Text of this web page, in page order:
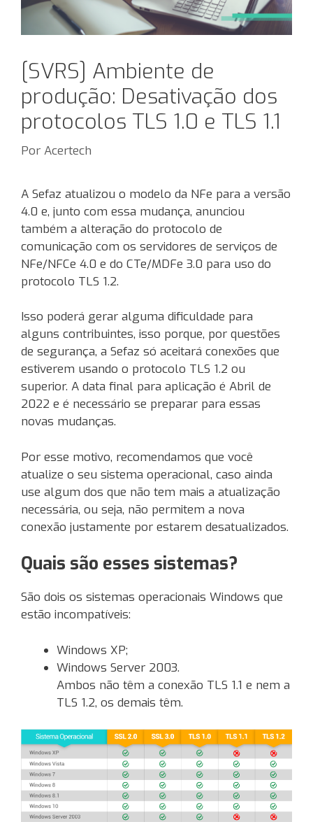
[SVRS] Ambiente de
produção: Desativação dos
protocolos TLS 1.0 e TLS 1.1
Por Acertech
A Sefaz atualizou o modelo da NFe para a versão
4.0 e, junto com essa mudança, anunciou
também a alteração do protocolo de
comunicação com os servidores de serviços de
NFe/NFCe 4.0 e do CTe/MDFe 3.0 para uso do
protocolo TLS 1.2.
Isso poderá gerar alguma dificuldade para
alguns contribuintes, isso porque, por questões
de segurança, a Sefaz só aceitará conexões que
estiverem usando o protocolo TLS 1.2 ou
superior. A data final para aplicação é Abril de
2022 e é necessário se preparar para essas
novas mudanças.
Por esse motivo, recomendamos que você
atualize o seu sistema operacional, caso ainda
use algum dos que não tem mais a atualização
necessária, ou seja, não permitem a nova
conexão justamente por estarem desatualizados.
Quais são esses sistemas?
São dois os sistemas operacionais Windows que
estão incompatíveis:
Windows XP;
Windows Server 2003.
Ambos não têm a conexão TLS 1.1 e nem a
TLS 1.2, os demais têm.